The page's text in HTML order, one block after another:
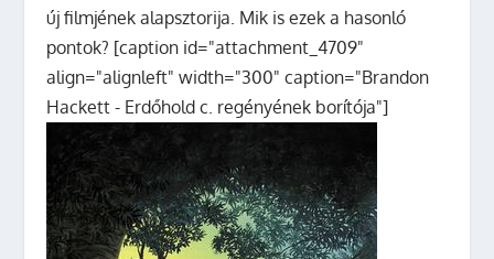
új filmjének alapsztorija. Mik is ezek a hasonló
pontok? [caption id="attachment_4709"
align="alignleft" width="300" caption="Brandon
Hackett - Erdőhold c. regényének borítója"]